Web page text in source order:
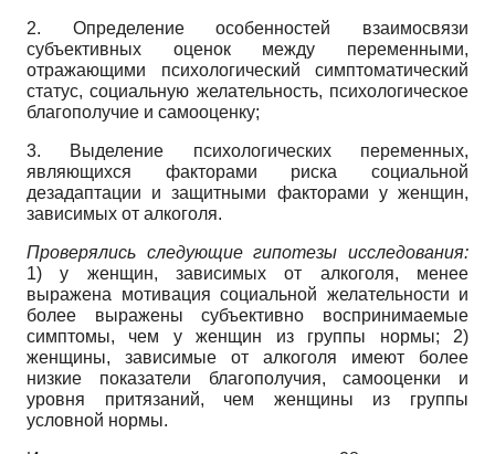
2. Определение особенностей взаимосвязи
субъективных оценок между переменными,
отражающими психологический симптоматический
статус, социальную желательность, психологическое
благополучие и самооценку;
3. Выделение психологических переменных,
являющихся факторами риска социальной
дезадаптации и защитными факторами у женщин,
зависимых от алкоголя.
Проверялись следующие гипотезы исследования:
1) у женщин, зависимых от алкоголя, менее
выражена мотивация социальной желательности и
более выражены субъективно воспринимаемые
симптомы, чем у женщин из группы нормы; 2)
женщины, зависимые от алкоголя имеют более
низкие показатели благополучия, самооценки и
уровня притязаний, чем женщины из группы
условной нормы.